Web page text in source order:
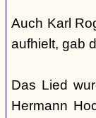
Auch Karl
aufhielt, gab
Das Lied
Hermann